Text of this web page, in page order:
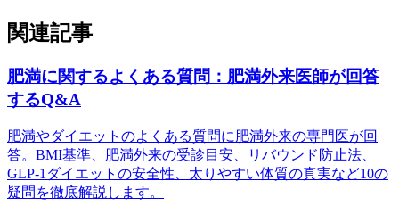
関連記事
肥満に関するよくある質問：肥満外来医師が回答
するQ&A
肥満やダイエットのよくある質問に肥満外来の専門医が回
答。BMI基準、肥満外来の受診目安、リバウンド防止法、
GLP-1ダイエットの安全性、太りやすい体質の真実など10の
疑問を徹底解説します。